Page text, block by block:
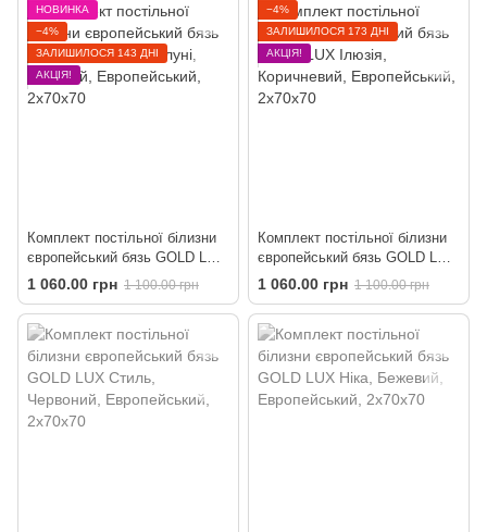
НОВИНКА
−4%
ЗАЛИШИЛОСЯ 143 ДНІ
АКЦІЯ!
Комплект постільної білизни
європейський бязь GOLD LUX
Квіти яблуні
1 060.00 грн 1 100.00 грн
−4%
ЗАЛИШИЛОСЯ 173 ДНІ
АКЦІЯ!
Комплект постільної білизни
європейський бязь GOLD LUX
Ілюзія
1 060.00 грн 1 100.00 грн